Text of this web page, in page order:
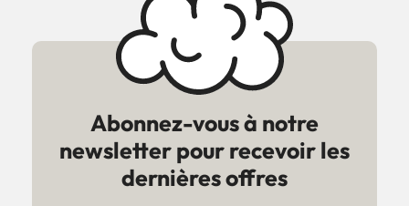
Abonnez-vous à notre
newsletter pour recevoir les
dernières offres